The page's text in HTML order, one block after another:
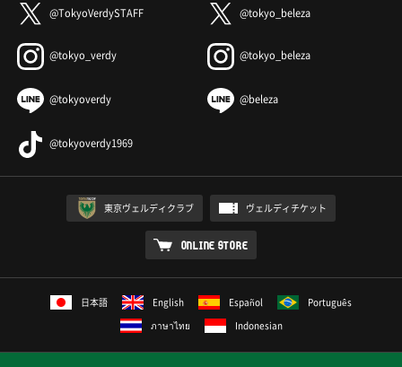
@TokyoVerdySTAFF @tokyo_beleza
@tokyo_verdy @tokyo_beleza
@tokyoverdy @beleza
@tokyoverdy1969
東京ヴェルディクラブ ヴェルディチケット
ONLINE STORE
日本語 English Español
Português
ภาษาไทย
Indonesian